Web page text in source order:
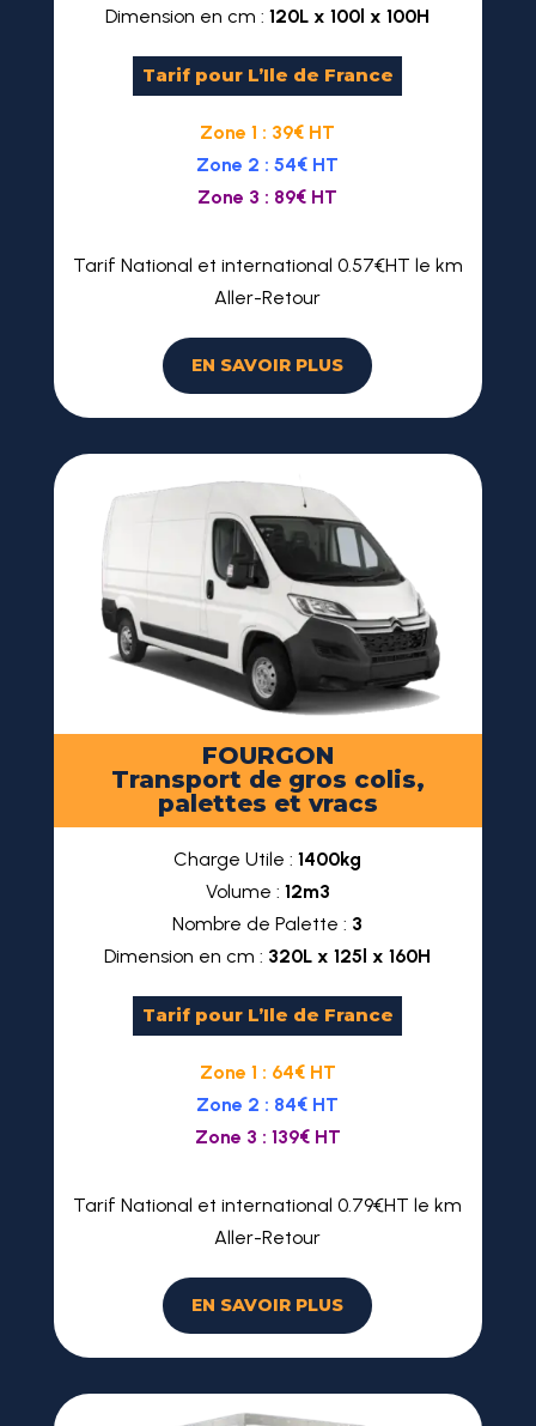
Dimension en cm :120L x 100l x 100H
Tarif pour L’Ile de France
Zone 1 : 39€ HT
Zone 2 : 54€ HT
Zone 3 : 89€ HT
Tarif National et international 0.57€HT le km
Aller-Retour
EN SAVOIR PLUS
FOURGON
Transport de gros colis,
palettes et vracs
Charge Utile :1400kg
Volume : 12m3
Nombre de Palette : 3
Dimension en cm : 320L x 125l x 160H
Tarif pour L’Ile de France
Zone 1 : 64€ HT
Zone 2 : 84€ HT
Zone 3 : 139€ HT
Tarif National et international 0.79€HT le km
Aller-Retour
EN SAVOIR PLUS